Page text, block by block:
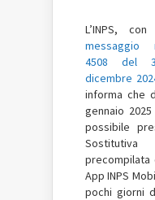
L’INPS,
messaggio
4508 del
dicembre
informa che
gennaio 2025
possibile
precompilata
App INPS
pochi giorni